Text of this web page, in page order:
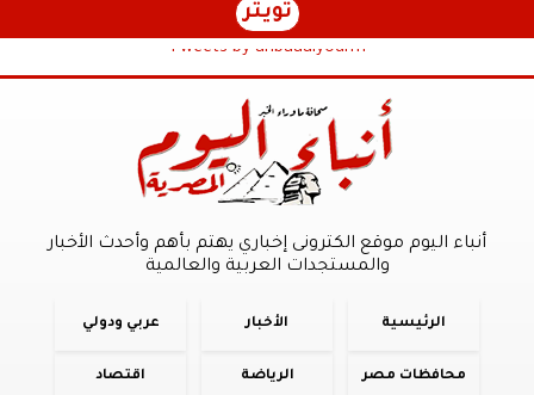
تويتر
Tweets by anbaaalyoum1
أنباء اليوم موقع الكترونى إخباري يهتم بأهم وأحدث الأخبار
والمستجدات العربية والعالمية
الرئيسية الأخبار عربي ودولي
محافظات مصر الرياضة اقتصاد